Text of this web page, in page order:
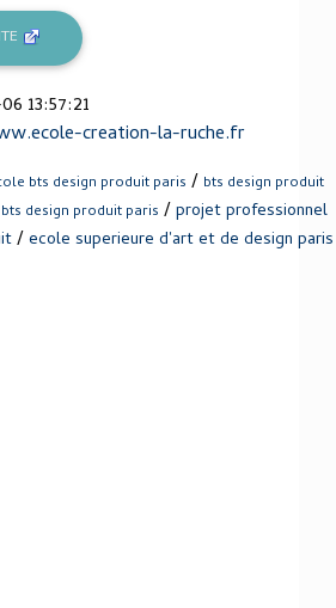
13:57:21
creation-la-ruche.fr
bts design produit paris / bts design produit
bts design produit paris /projet professionnel
/ecole superieure d'art et de design paris